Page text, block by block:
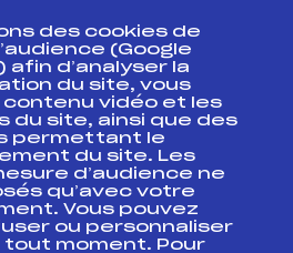
fédéral
Formation, Suivi
des cookies de
(Google
afin d’analyser la
du site, vous
vidéo et les
du site, ainsi que des
permettant le
du site. Les
d’audience ne
qu’avec votre
Vous pouvez
ou personnaliser
tout moment. Pour